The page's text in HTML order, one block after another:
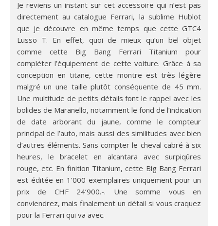
Je reviens un instant sur cet accessoire qui n’est pas
directement au catalogue Ferrari, la sublime Hublot
que je découvre en même temps que cette GTC4
Lusso T. En effet, quoi de mieux qu’un bel objet
comme cette Big Bang Ferrari Titanium pour
compléter l’équipement de cette voiture. Grâce à sa
conception en titane, cette montre est très légère
malgré un une taille plutôt conséquente de 45 mm.
Une multitude de petits détails font le rappel avec les
bolides de Maranello, notamment le fond de l’indication
de date arborant du jaune, comme le compteur
principal de l’auto, mais aussi des similitudes avec bien
d’autres éléments. Sans compter le cheval cabré à six
heures, le bracelet en alcantara avec surpiqûres
rouge, etc. En finition Titanium, cette Big Bang Ferrari
est éditée en 1’000 exemplaires uniquement pour un
prix de CHF 24’900.-. Une somme vous en
conviendrez, mais finalement un détail si vous craquez
pour la Ferrari qui va avec.